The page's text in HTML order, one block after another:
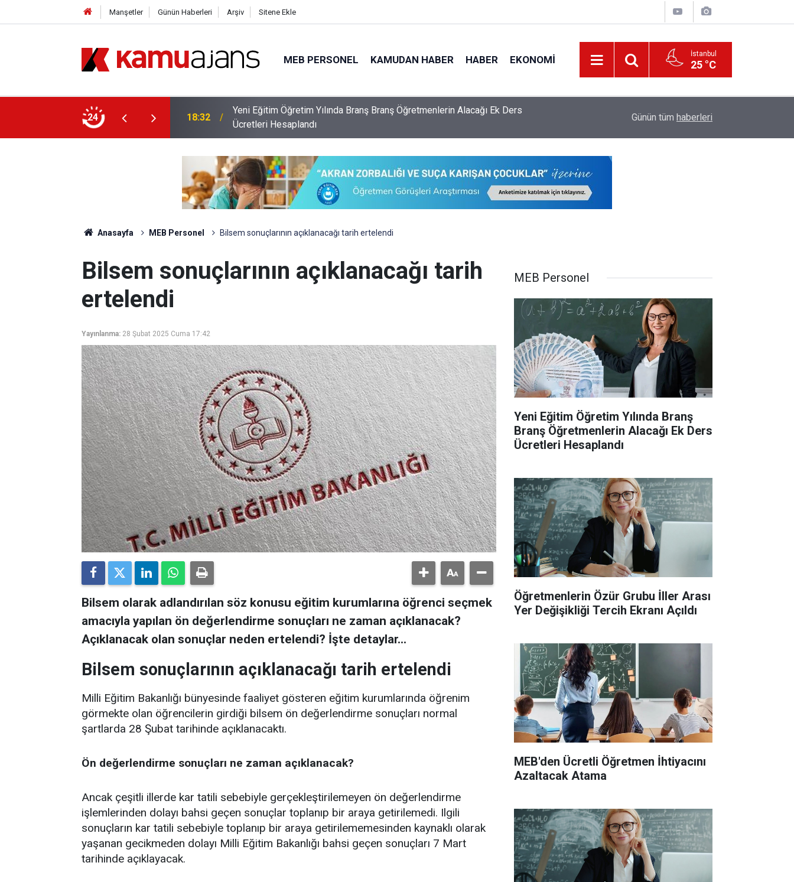
Manşetler Günün Haberleri Arşiv Sitene Ekle
MEB PERSONEL KAMUDAN HABER HABER EKONOMI İstanbul
25 °C
24
Branş Öğretmenlerin Alacağı Ek Ders
17:28 Öğretmenlerin Özür Grubu İller Arası Yer Değişikliği Tercih Ekranı Açıldı MEB'den Ücretli Öğretmen İhtiyacını Azaltacak
Günün tüm haberleri
Anasayfa MEB Personel Bilsem sonuçlarının açıklanacağı tarih ertelendi
Bilsem sonuçlarının açıklanacağı tarih
ertelendi
Yayınlanma: 28 Şubat 2025 Cuma 17:42
Bilsem olarak adlandırılan söz konusu eğitim kurumlarına öğrenci seçmek
amacıyla yapılan ön değerlendirme sonuçları ne zaman açıklanacak?
Açıklanacak olan sonuçlar neden ertelendi? İşte detaylar…
Bilsem sonuçlarının açıklanacağı tarih ertelendi
Milli Eğitim Bakanlığı bünyesinde faaliyet gösteren eğitim kurumlarında öğrenim
görmekte olan öğrencilerin girdiği bilsem ön değerlendirme sonuçları normal
şartlarda 28 Şubat tarihinde açıklanacaktı.
Ön değerlendirme sonuçları ne zaman açıklanacak?
Ancak çeşitli illerde kar tatili sebebiyle gerçekleştirilemeyen ön değerlendirme
işlemlerinden dolayı bahsi geçen sonuçlar toplanıp bir araya getirilemedi. Ilgili
sonuçların kar tatili sebebiyle toplanıp bir araya getirilememesinden kaynaklı olarak
yaşanan gecikmeden dolayı Milli Eğitim Bakanlığı bahsi geçen sonuçları 7 Mart
tarihinde açıklayacak.
MEB Personel
Yeni Eğitim Öğretim Yılında Branş
Branş Öğretmenlerin Alacağı Ek Ders
Ücretleri Hesaplandı
Öğretmenlerin Özür Grubu İller Arası
Yer Değişikliği Tercih Ekranı Açıldı
MEB'den Ücretli Öğretmen İhtiyacını
Azaltacak Atama